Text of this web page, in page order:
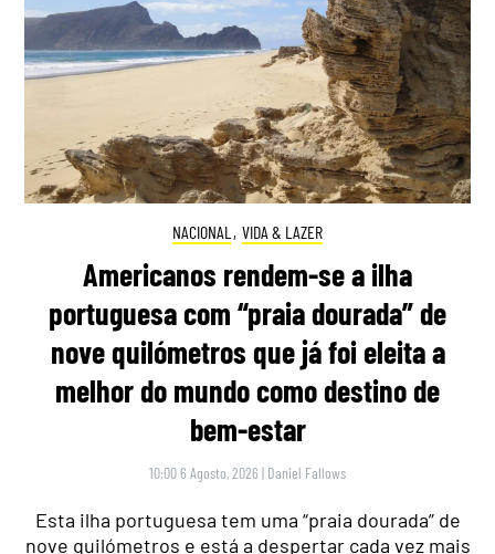
NACIONAL , VIDA & LAZER
Americanos rendem-se a ilha
portuguesa com “praia dourada” de
nove quilómetros que já foi eleita a
melhor do mundo como destino de
bem-estar
10:00 6 Agosto, 2026 | Daniel Fallows
Esta ilha portuguesa tem uma “praia dourada” de
nove quilómetros e está a despertar cada vez mais